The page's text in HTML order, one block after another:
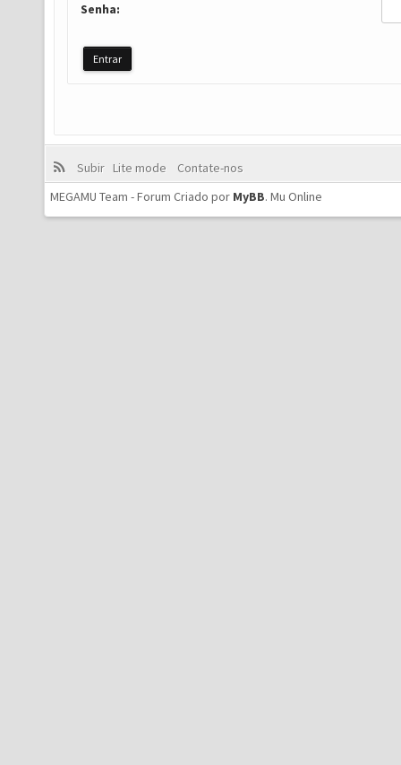
Senha:
Subir Lite mode
Contate-nos
MEGAMU Team - Forum Criado por MyBB. Mu Online